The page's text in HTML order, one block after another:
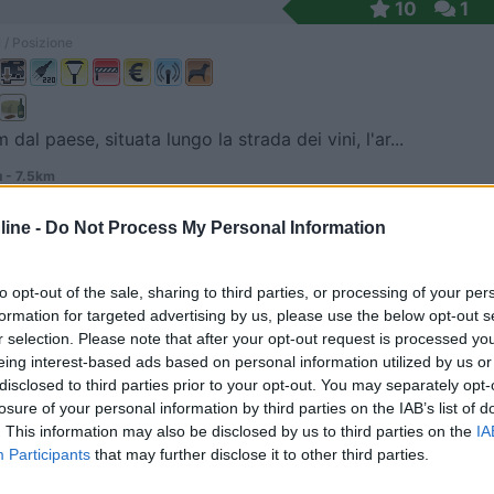
- Do Not Process My Personal Information
opt-out of the sale, sharing to third parties, or processing of your
for targeted advertising by us, please use the below opt-out
selection. Please note that after your opt-out request is processed
interest-based ads based on personal information utilized by us
to third parties prior to your opt-out. You may separately
of your personal information by third parties on the IAB’s list of
This information may also be disclosed by us to third parties on the
Participants that may further disclose it to other third parties.
10 1
dal paese, situata lungo la strada dei vini, l'ar...
- 7.5km
carico e carico, vicino ai campi da tennis, a pa...
- 10.8km